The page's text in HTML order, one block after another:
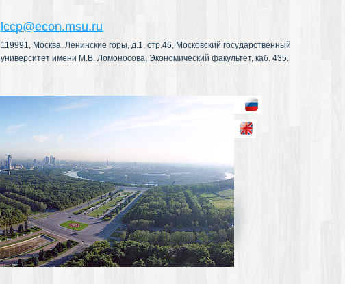
lccp@econ.msu.ru
119991, Москва, Ленинские горы, д.1, стр.46, Московский государственный
университет имени М.В. Ломоносова, Экономический факультет, каб. 435.